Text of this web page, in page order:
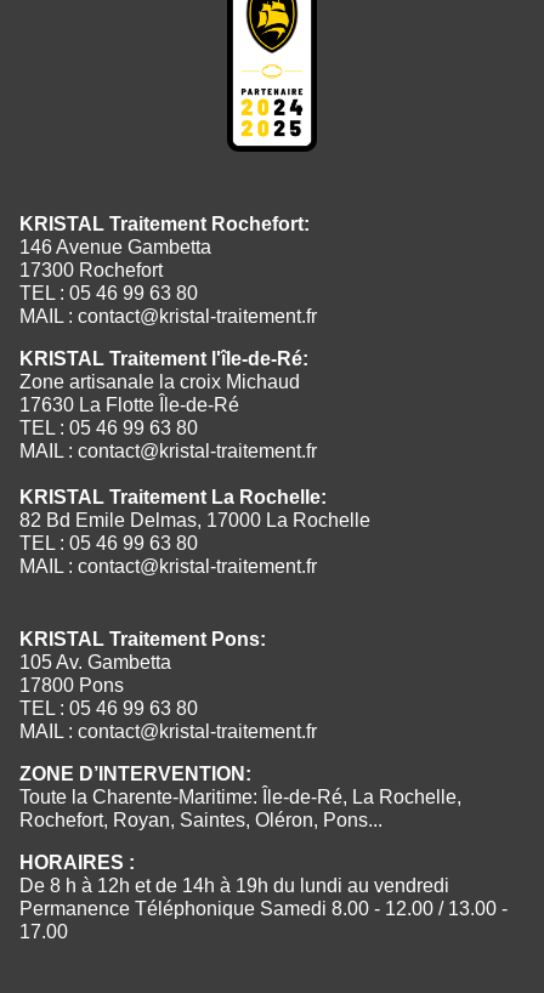
KRISTAL Traitement Rochefort:
146 Avenue Gambetta
17300 Rochefort
TEL : 05 46 99 63 80
MAIL : contact@kristal-traitement.fr
KRISTAL Traitement l'île-de-Ré:
Zone artisanale la croix Michaud
17630 La Flotte Île-de-Ré
TEL : 05 46 99 63 80
MAIL : contact@kristal-traitement.fr
KRISTAL Traitement La Rochelle:
82 Bd Emile Delmas, 17000 La Rochelle
TEL : 05 46 99 63 80
MAIL : contact@kristal-traitement.fr
KRISTAL Traitement Pons:
105 Av. Gambetta
17800 Pons
TEL : 05 46 99 63 80
MAIL : contact@kristal-traitement.fr
ZONE D’INTERVENTION:
Toute la Charente-Maritime: Île-de-Ré, La Rochelle,
Rochefort, Royan, Saintes, Oléron, Pons...
HORAIRES :
De 8 h à 12h et de 14h à 19h du lundi au vendredi
Permanence Téléphonique Samedi 8.00 - 12.00 / 13.00 -
17.00